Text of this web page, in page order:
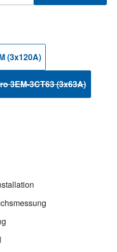
verfügbar.)
(3x120A)
3EM-3CT63 (3x63A)
(Diese Option ist zurzeit
verfügbar.)